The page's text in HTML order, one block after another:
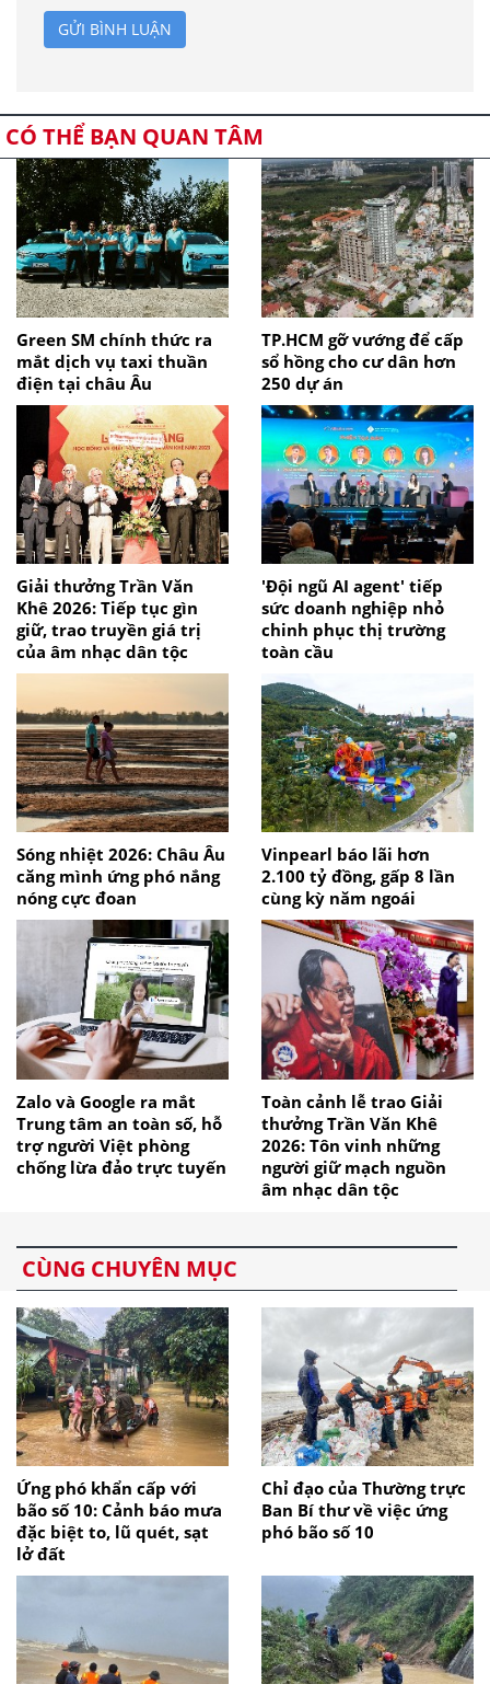
GỬI BÌNH LUẬN
CÓ THỂ BẠN QUAN TÂM
Green SM chính thức ra
mắt dịch vụ taxi thuần
điện tại châu Âu
TP.HCM gỡ vướng để cấp
sổ hồng cho cư dân hơn
250 dự án
Giải thưởng Trần Văn
Khê 2026: Tiếp tục gìn
giữ, trao truyền giá trị
của âm nhạc dân tộc
'Đội ngũ AI agent' tiếp
sức doanh nghiệp nhỏ
chinh phục thị trường
toàn cầu
Sóng nhiệt 2026: Châu Âu
căng mình ứng phó nắng
nóng cực đoan
Vinpearl báo lãi hơn
2.100 tỷ đồng, gấp 8 lần
cùng kỳ năm ngoái
Zalo và Google ra mắt
Trung tâm an toàn số, hỗ
trợ người Việt phòng
chống lừa đảo trực tuyến
Toàn cảnh lễ trao Giải
thưởng Trần Văn Khê
2026: Tôn vinh những
người giữ mạch nguồn
âm nhạc dân tộc
CÙNG CHUYÊN MỤC
Ứng phó khẩn cấp với
bão số 10: Cảnh báo mưa
đặc biệt to, lũ quét, sạt
lở đất
Chỉ đạo của Thường trực
Ban Bí thư về việc ứng
phó bão số 10